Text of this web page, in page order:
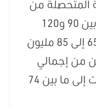
المتحصلة من
هذه الجمارك الداخلية بما يتراوح بين 90 و120
مليار ريال يمني، أي ما يعادل نحو 65 إلى 85 مليون
من إجمالي
الإيرادات الجمركية الوطنية ارتفعت إلى ما بين 74